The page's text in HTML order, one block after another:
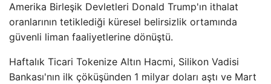
Amerika Birleşik Devletleri Donald Trump'ın ithalat
oranlarının tetiklediği küresel belirsizlik ortamında
güvenli liman faaliyetlerine dönüştü.
Haftalık Ticari Tokenize Altın Hacmi, Silikon Vadisi
Bankası'nın ilk çöküşünden 1 milyar doları aştı ve Mart